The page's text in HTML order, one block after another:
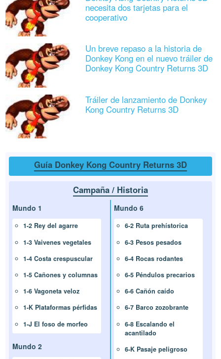
necesita dos tarjetas para el
cooperativo
Un breve repaso a la historia de
Donkey Kong en el nuevo tráiler de
Donkey Kong Country Returns 3D
Tráiler de lanzamiento de Donkey
Kong Country Returns 3D
Guía Donkey Kong Country Returns 3D
Campaña / Historia
Mundo 1
1-2 Rey del agarre
1-3 Vaivenes vegetales
1-4 Costa crespuscular
1-5 Cañones y columnas
1-6 Vagoneta veloz
1-K Plataformas pérfidas
1-J El foso de morfeo
Mundo 2
Mundo 6
6-2 Ruta prehístorica
6-3 Pesos pesados
6-4 Rocas rodantes
6-5 Péndulos precarios
6-6 Cañón caído
6-7 Barco zozobrante
6-8 Escalando el
acantilado
6-K Pasaje peligroso